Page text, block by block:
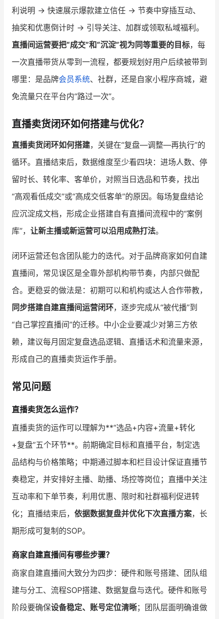
利说明 → 快速展示爆款建立信任 → 节奏中穿插互动、
抽奖和优惠倒计时 → 引导关注、加群或领取私域福利。
直播间运营要把“成交”和“沉淀”视为同等重要的目标，每
一次直播带货从零到一流程，都要规划好用户后续被带到
哪里：是品牌会员系统、社群，还是自家小程序商城，避
免流量只在平台内“路过一次”。
直播卖货闭环如何搭建与优化？
直播卖货闭环如何搭建，关键在“复盘—调整—再执行”的
循环。直播结束后，数据维度至少看四块：进场人数、停
留时长、转化率、客单价，对照当日选品和节奏，找出
“高观看低成交”或“高成交低客单”的原因。每场复盘结论
应沉淀成文档，形成企业搭建自有直播间流程中的“案例
库”， 让新主播或新运营可以沿用成熟打法。
闭环运营还包含团队能力的迭代。对于品牌商家如何自建
直播间，常见误区是全靠外部机构带节奏，内部只做配
合。更稳妥的做法是：初期可以和机构或达人合作带教，
同步搭建自建直播间运营闭环，逐步完成从“被代播”到
“自己掌控直播间”的迁移。中小企业要减少对第三方依
赖，建议每月固定复盘选品逻辑、直播话术和流量来源，
形成自己的直播卖货运作手册。
常见问题
直播卖货怎么运作？
直播卖货的运作可以理解为**“选品+内容+流量+转化
+复盘”五个环节**。前期确定目标和直播平台，制定选
品结构与价格策略；中期通过脚本和栏目设计保证直播节
奏稳定，并安排好主播、助播、场控等岗位；直播中关注
互动率和下单节奏，利用优惠、限时和社群福利促进转
化；直播结束后， 依据数据复盘并优化下次直播方案，长
期形成可复制的SOP。
商家自建直播间有哪些步骤？
商家自建直播间大致分为四步：硬件和账号搭建、团队组
建与分工、流程SOP搭建、数据复盘与迭代。硬件和账号
阶段要确保设备稳定、账号定位清晰；团队层面明确谁做